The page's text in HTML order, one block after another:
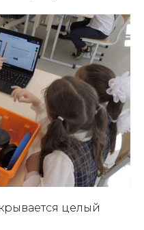
целый